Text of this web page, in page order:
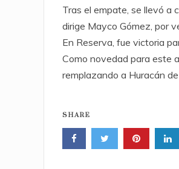
Tras el empate, se llevó a
dirige Mayco Gómez, por
En Reserva, fue victoria
Como novedad para este
remplazando a Huracán
SHARE